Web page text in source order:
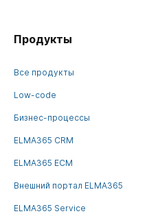
Продукты
Все продукты
Low-code
Бизнес-процессы
ELMA365 CRM
ELMA365 ECM
Внешний портал ELMA365
ELMA365 Service